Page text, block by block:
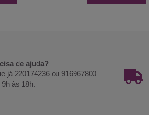
de ajuda?
já 220174236 ou 916967800
9h às 18h.